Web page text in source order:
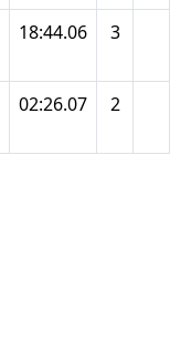
18:44.06 3
02:26.07 2